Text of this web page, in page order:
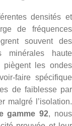
densités et
de fréquences
souvent des
minérales haute
piègent les ondes
faire spécifique
de faiblesse par
malgré l’isolation.
gamme 92, nous